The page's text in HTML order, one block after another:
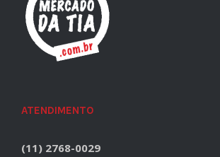
ATENDIMENTO
(11) 2768-0029